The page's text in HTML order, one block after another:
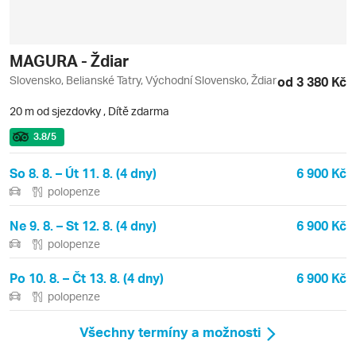
MAGURA - Ždiar
Slovensko, Belianské Tatry, Východní Slovensko, Ždiarod 3 380 Kč
20 m od sjezdovky , Dítě zdarma
3.8/5
So 8. 8. – Út 11. 8. (4 dny) 6 900 Kč
polopenze
Ne 9. 8. – St 12. 8. (4 dny) 6 900 Kč
polopenze
Po 10. 8. – Čt 13. 8. (4 dny) 6 900 Kč
polopenze
Všechny termíny a možnosti